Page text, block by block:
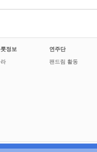
정보 연주단
팬드림 활동